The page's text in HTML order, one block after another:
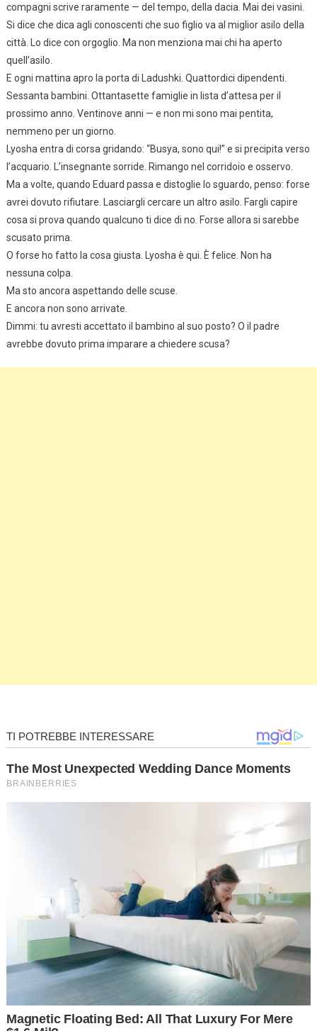
compagni scrive raramente — del tempo, della dacia. Mai dei vasini.
Si dice che dica agli conoscenti che suo figlio va al miglior asilo della
città. Lo dice con orgoglio. Ma non menziona mai chi ha aperto
quell’asilo.
E ogni mattina apro la porta di Ladushki. Quattordici dipendenti.
Sessanta bambini. Ottantasette famiglie in lista d’attesa per il
prossimo anno. Ventinove anni — e non mi sono mai pentita,
nemmeno per un giorno.
Lyosha entra di corsa gridando: “Busya, sono qui!” e si precipita verso
l’acquario. L’insegnante sorride. Rimango nel corridoio e osservo.
Ma a volte, quando Eduard passa e distoglie lo sguardo, penso: forse
avrei dovuto rifiutare. Lasciargli cercare un altro asilo. Fargli capire
cosa si prova quando qualcuno ti dice di no. Forse allora si sarebbe
scusato prima.
O forse ho fatto la cosa giusta. Lyosha è qui. È felice. Non ha
nessuna colpa.
Ma sto ancora aspettando delle scuse.
E ancora non sono arrivate.
Dimmi: tu avresti accettato il bambino al suo posto? O il padre
avrebbe dovuto prima imparare a chiedere scusa?